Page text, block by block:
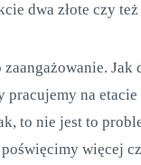
dwa złote czy
Jak
pracujemy na etacie
to nie jest to
więcej